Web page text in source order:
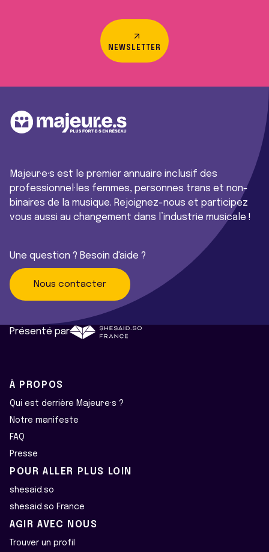
NEWSLETTER
Majeur·e·s est le premier annuaire inclusif des
professionnel·les femmes, personnes trans et non-
binaires de la musique. Rejoignez-nous et participez
vous aussi au changement dans l’industrie musicale !
Une question ? Besoin d'aide ?
Nous contacter
Présenté par
À PROPOS
Qui est derrière Majeur·e·s ?
Notre manifeste
FAQ
Presse
POUR ALLER PLUS LOIN
shesaid.so
shesaid.so France
AGIR AVEC NOUS
Trouver un profil